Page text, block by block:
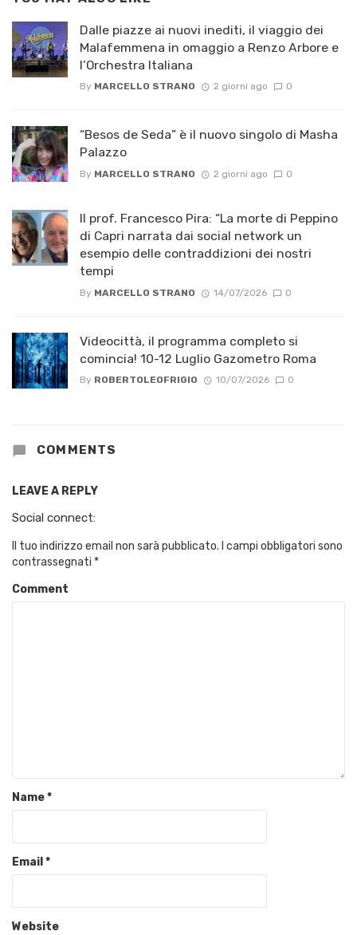
Dalle piazze ai nuovi inediti, il viaggio dei
Malafemmena in omaggio a Renzo Arbore e
l’Orchestra Italiana ​
By MARCELLO STRANO 2 giorni ago 0
“Besos de Seda” è il nuovo singolo di Masha
Palazzo
By MARCELLO STRANO 2 giorni ago 0
Il prof. Francesco Pira: “La morte di Peppino
di Capri narrata dai social network un
esempio delle contraddizioni dei nostri
tempi
By MARCELLO STRANO 14/07/2026 0
Videocittà, il programma completo si
comincia! 10-12 Luglio Gazometro Roma
By ROBERTOLEOFRIGIO 10/07/2026 0
COMMENTS
LEAVE A REPLY
Social connect:
Il tuo indirizzo email non sarà pubblicato. I campi obbligatori sono
contrassegnati *
Comment
Name*
Email*
Website